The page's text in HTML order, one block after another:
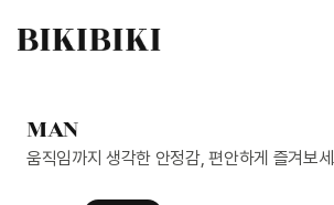
MAN
움직임까지 생각한 안정감, 편안하게 즐겨보